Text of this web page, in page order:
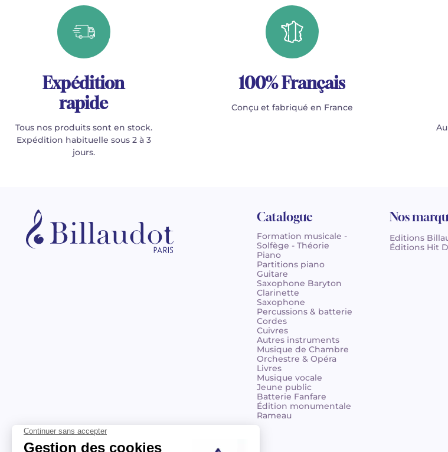
Expédition
rapide
Tous nos produits sont en stock.
Expédition habituelle sous 2 à 3
jours.
100% Français
Conçu et fabriqué en France
Catalogue
Formation musicale -
Solfège - Théorie
Piano
Partitions piano
Guitare
Saxophone Baryton
Clarinette
Saxophone
Percussions & batterie
Cordes
Cuivres
Autres instruments
Musique de Chambre
Orchestre & Opéra
Livres
Musique vocale
Jeune public
Batterie Fanfare
Édition monumentale
Rameau
Nos
Editions
Éditions Hit